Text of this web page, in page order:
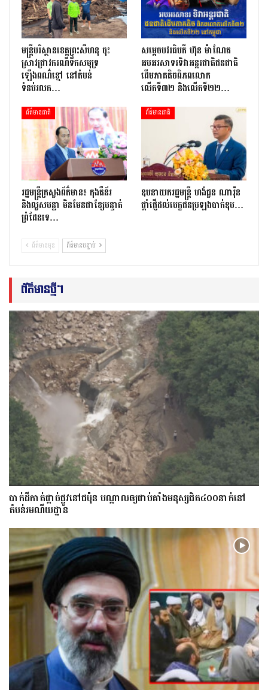
មន្រ្តីបរិស្ថានខេត្តព្រះសីហនុ ចុះ
ស្រាវជ្រាវករណីទឹកសមុទ្រ
ឡើងពណ៌ខ្មៅ នៅតំបន់
ទំនប់រលក…
សម្តេចបវរធិបតី ហ៊ុន ម៉ាណែត
អបអរសាទរទិវាអន្តរជាតិជនជាតិ
ដើមភាគតិចពិភពលោក
លើកទី៣២ និងលើកទី២២…
ព័ត៌មានជាតិ
រដ្ឋមន្ត្រីក្រសួងព័ត៌មាន៖ កុងតឺន័រ
និងលួសបន្លា មិនមែនជាខ្សែបន្ទាត់
ព្រំដែនទេ…
ព័ត៌មានជាតិ
ឧបនាយករដ្ឋមន្ត្រី ហង់ជួន ណារ៉ុន
ផ្តាំផ្ញើដល់បេក្ខជនប្រឡងបាក់ឌុប…
ព័ត៌មានមុន ព័ត៌មានបន្ទាប់
ព័ត៌មានថ្មីៗ
​បាក់​ដី​កាត់ផ្តាច់ផ្លូវ​​នៅជប៉ុន បណ្តាល​ឲ្យ​ជាប់​គាំង​​​មនុស្ស​ជិត​៤០០នាក់​នៅ
តំបន់រមណីយដ្ឋាន​